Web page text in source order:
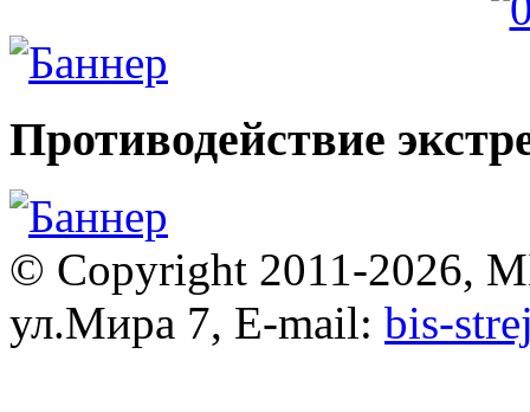
Противодействие
© Copyright 2011-2026,
ул.Мира 7, E-mail: bis-